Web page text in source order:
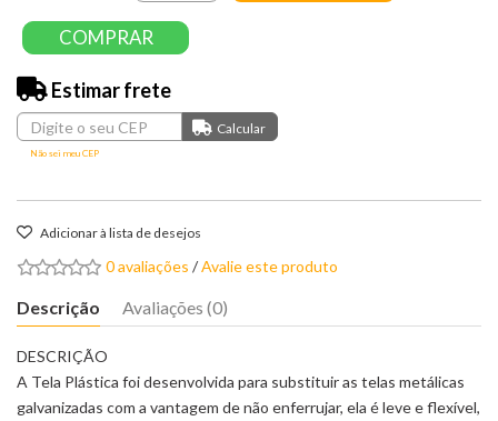
COMPRAR
Estimar frete
Não sei meu CEP
Adicionar à lista de desejos
0 avaliações /Avalie este produto
Descrição Avaliações (0)
DESCRIÇÃO
A Tela Plástica foi desenvolvida para substituir as telas metálicas
galvanizadas com a vantagem de não enferrujar, ela é leve e flexível,